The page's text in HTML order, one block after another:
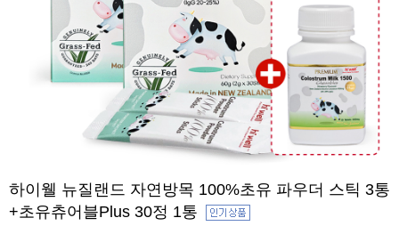
하이웰 뉴질랜드 자연방목 100%초유 파우더 스틱 3통
+초유츄어블Plus 30정 1통